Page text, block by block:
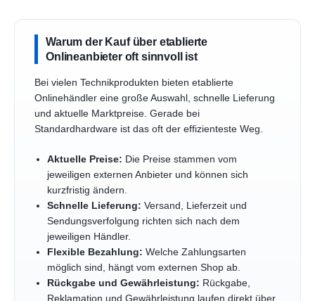
Warum der Kauf über etablierte
Onlineanbieter oft sinnvoll ist
Bei vielen Technikprodukten bieten etablierte
Onlinehändler eine große Auswahl, schnelle Lieferung
und aktuelle Marktpreise. Gerade bei
Standardhardware ist das oft der effizienteste Weg.
Aktuelle Preise: Die Preise stammen vom
jeweiligen externen Anbieter und können sich
kurzfristig ändern.
Schnelle Lieferung: Versand, Lieferzeit und
Sendungsverfolgung richten sich nach dem
jeweiligen Händler.
Flexible Bezahlung: Welche Zahlungsarten
möglich sind, hängt vom externen Shop ab.
Rückgabe und Gewährleistung: Rückgabe,
Reklamation und Gewährleistung laufen direkt über